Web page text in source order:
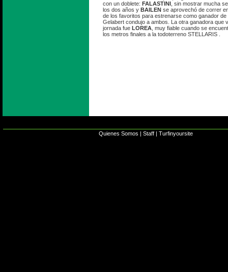
con un doblete: FALASTINI , sin mostrar mucha
los dos años y BAILEN se aprovechó de correr
de los favoritos para estrenarse como ganador de
Gelabert condujo a ambos. La otra ganadora que
jornada fue LOREA , muy fiable cuando se
los metros finales a la todoterreno STELLARIS .
Quienes Somos | Staff | Turfinyoursite